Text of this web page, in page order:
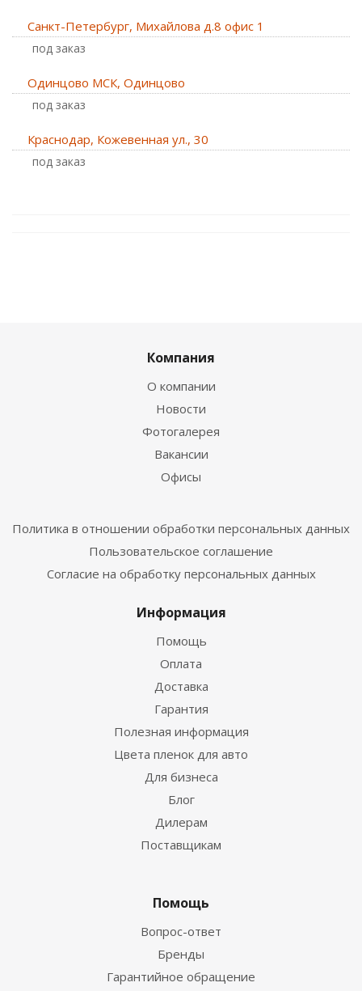
Санкт-Петербург, Михайлова д.8 офис 1
Под заказ
Одинцово МСК, Одинцово
Под заказ
Краснодар, Кожевенная ул., 30
Под заказ
Компания
О компании
Новости
Фотогалерея
Вакансии
Офисы
Политика в отношении обработки персональных данных
Пользовательское соглашение
Согласие на обработку персональных данных
Информация
Помощь
Оплата
Доставка
Гарантия
Полезная информация
Цвета пленок для авто
Для бизнеса
Блог
Дилерам
Поставщикам
Помощь
Вопрос-ответ
Бренды
Гарантийное обращение